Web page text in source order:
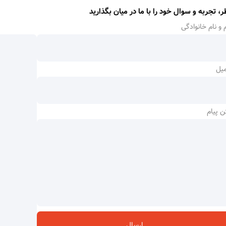
تجربه و سوال خود را با ما در میان بگذارید
و نام خانوادگی
پیام